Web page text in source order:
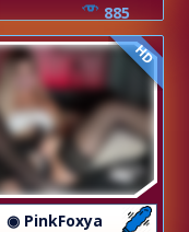
885
HD
◉ PinkFoxya